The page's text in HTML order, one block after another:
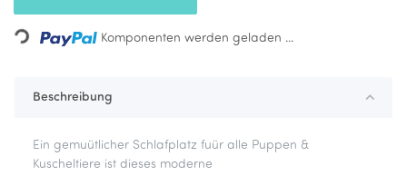
Loading... Komponenten werden geladen ...
Beschreibung
Ein gemuütlicher Schlafplatz fuür alle Puppen &
Kuscheltiere ist dieses moderne